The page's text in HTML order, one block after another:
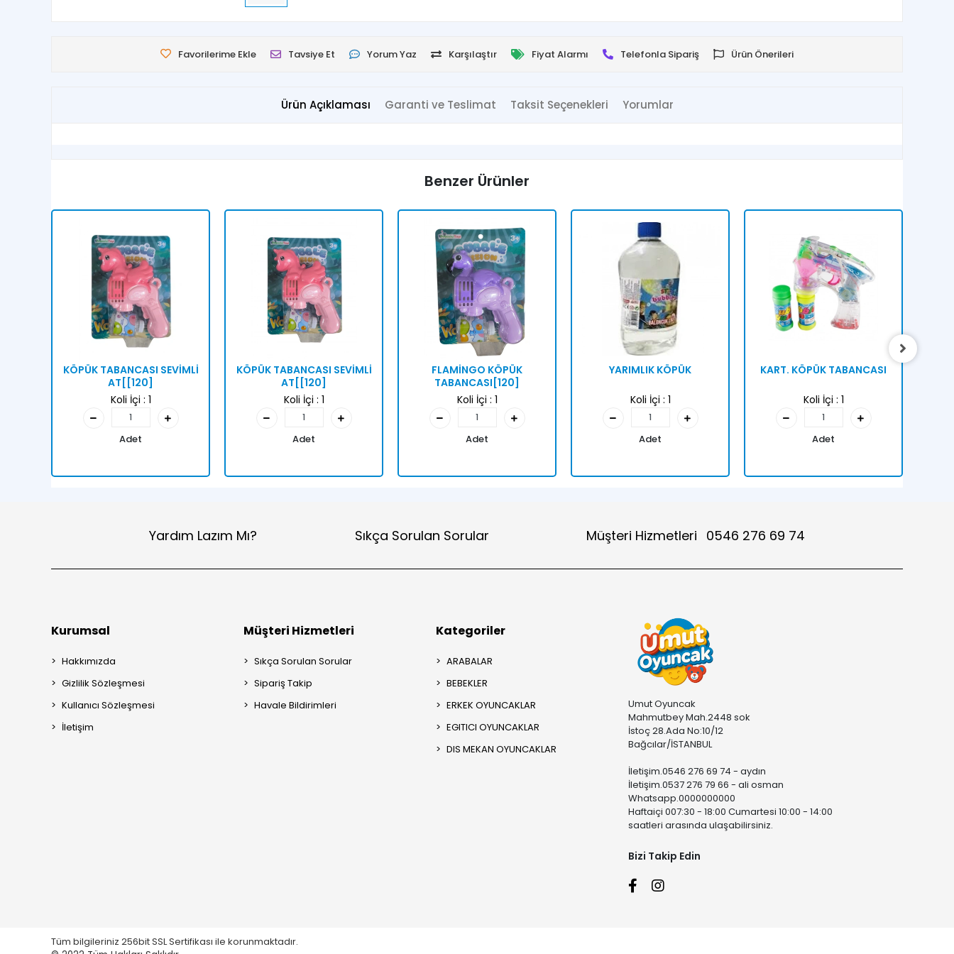
Favorilerime Ekle Tavsiye Et Yorum Yaz Karşılaştır Fiyat Alarmı Telefonla Sipariş Ürün Önerileri
Ürün Açıklaması Garanti ve Teslimat Taksit Seçenekleri Yorumlar
Benzer Ürünler
KÖPÜK TABANCASI SEVİMLİ
AT[[120]
Koli İçi : 1
Adet
KÖPÜK TABANCASI SEVİMLİ
AT[[120]
Koli İçi : 1
Adet
FLAMİNGO KÖPÜK
TABANCASI[120]
Koli İçi : 1
Adet
YARIMLIK KÖPÜK
Koli İçi : 1
Adet
KART. KÖPÜK TABANCASI
Koli İçi : 1
Adet
Yardım Lazım Mı? Sıkça Sorulan Sorular Müşteri Hizmetleri 0546 276 69 74
Kurumsal
Hakkımızda
Gizlilik Sözleşmesi
Kullanıcı Sözleşmesi
İletişim
Müşteri Hizmetleri
Sıkça Sorulan Sorular
Sipariş Takip
Havale Bildirimleri
Kategoriler
ARABALAR
BEBEKLER
ERKEK OYUNCAKLAR
EGITICI OYUNCAKLAR
DIS MEKAN OYUNCAKLAR
Umut Oyuncak
Mahmutbey Mah.2448 sok
İstoç 28.Ada No:10/12
Bağcılar/İSTANBUL
İletişim.0546 276 69 74 - aydın
İletişim.0537 276 79 66 - ali osman
Whatsapp.0000000000
Haftaiçi 007:30 - 18:00 Cumartesi 10:00 - 14:00
saatleri arasında ulaşabilirsiniz.
Bizi Takip Edin
Tüm bilgileriniz 256bit SSL Sertifikası ile korunmaktadır.